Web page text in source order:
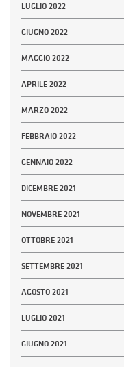
LUGLIO 2022
GIUGNO 2022
MAGGIO 2022
APRILE 2022
MARZO 2022
FEBBRAIO 2022
GENNAIO 2022
DICEMBRE 2021
NOVEMBRE 2021
OTTOBRE 2021
SETTEMBRE 2021
AGOSTO 2021
LUGLIO 2021
GIUGNO 2021